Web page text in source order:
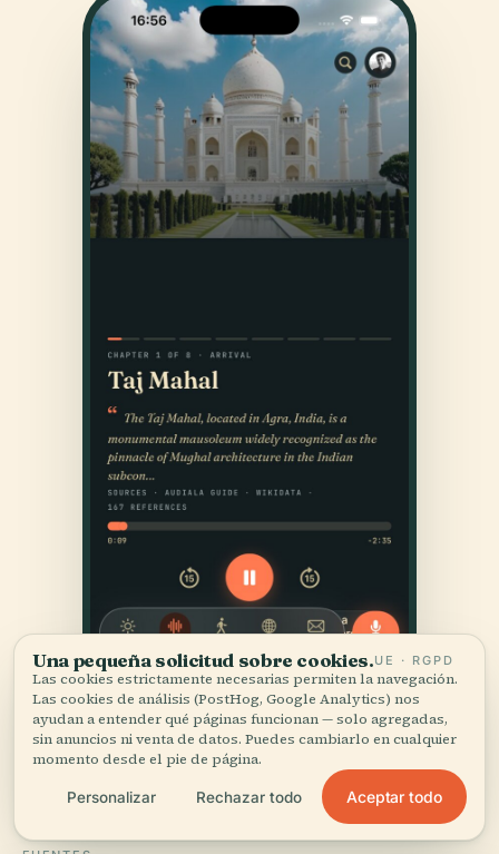
Una pequeña solicitud sobre cookies.UE · RGPD
Las cookies estrictamente necesarias permiten la navegación.
Las cookies de análisis (PostHog, Google Analytics) nos
ayudan a entender qué páginas funcionan — solo agregadas,
sin anuncios ni venta de datos. Puedes cambiarlo en cualquier
momento desde el pie de página.
Personalizar Rechazar todo Aceptar todo